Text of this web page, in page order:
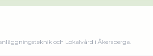
och Lokalvård i Åkersberga.